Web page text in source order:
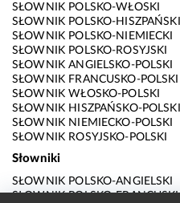
SŁOWNIK POLSKO-WŁOSKI
SŁOWNIK POLSKO-HISZPAŃSKI
SŁOWNIK POLSKO-NIEMIECKI
SŁOWNIK POLSKO-ROSYJSKI
SŁOWNIK ANGIELSKO-POLSKI
SŁOWNIK FRANCUSKO-POLSKI
SŁOWNIK WŁOSKO-POLSKI
SŁOWNIK HISZPAŃSKO-POLSKI
SŁOWNIK NIEMIECKO-POLSKI
SŁOWNIK ROSYJSKO-POLSKI
Słowniki
SŁOWNIK POLSKO-ANGIELSKI
SŁOWNIK POLSKO-FRANCUSKI